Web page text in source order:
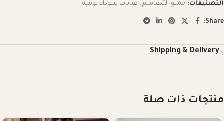
التصنيفات: جميع التصاميم , عبايات سوداء يوميه
Share:
Shipping & Delivery
منتجات ذات صلة